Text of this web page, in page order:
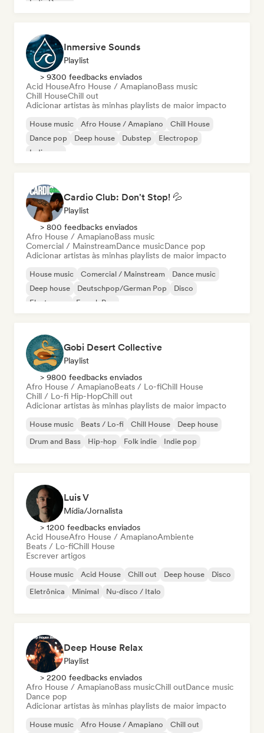
Indie Dance
Inmersive Sounds
Playlist
> 9300 feedbacks enviados
Acid HouseAfro House / AmapianoBass music
Chill HouseChill out
Adicionar artistas às minhas playlists de maior impacto
House music Afro House / Amapiano
Chill House
Dance pop
Deep house Dubstep
Electropop
Indie pop
Cardio Club: Don't Stop! 💦
Playlist
> 800 feedbacks enviados
Afro House / AmapianoBass music
Comercial / MainstreamDance musicDance pop
Adicionar artistas às minhas playlists de maior impacto
House music Comercial / Mainstream
Dance music
Deep house
Deutschpop/German Pop
Disco
Electropop
French Pop
Gobi Desert Collective
Playlist
> 9800 feedbacks enviados
Afro House / AmapianoBeats / Lo-fiChill House
Chill / Lo-fi Hip-HopChill out
Adicionar artistas às minhas playlists de maior impacto
House music Beats / Lo-fi Chill House
Deep house
Drum and Bass
Hip-hop Folk indie Indie pop
Luis V
Mídia/Jornalista
> 1200 feedbacks enviados
Acid HouseAfro House / AmapianoAmbiente
Beats / Lo-fiChill House
Escrever artigos
House music Acid House Chill out Deep house
Disco
Eletrônica
Minimal Nu-disco / Italo
Deep House Relax
Playlist
> 2200 feedbacks enviados
Afro House / AmapianoBass musicChill outDance music
Dance pop
Adicionar artistas às minhas playlists de maior impacto
House music Afro House / Amapiano
Chill out